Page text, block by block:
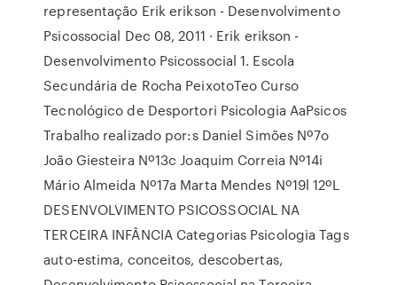
representação Erik erikson - Desenvolvimento
Psicossocial Dec 08, 2011 · Erik erikson -
Desenvolvimento Psicossocial 1. Escola
Secundária de Rocha PeixotoTeo Curso
Tecnológico de Desportori Psicologia AaPsicos
Trabalho realizado por:s Daniel Simões Nº7o
João Giesteira Nº13c Joaquim Correia Nº14i
Mário Almeida Nº17a Marta Mendes Nº19l 12ºL
DESENVOLVIMENTO PSICOSSOCIAL NA
TERCEIRA INFÂNCIA Categorias Psicologia Tags
auto-estima, conceitos, descobertas,